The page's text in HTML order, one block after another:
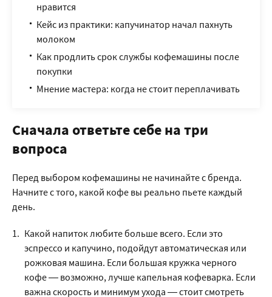
нравится
Кейс из практики: капучинатор начал пахнуть
молоком
Как продлить срок службы кофемашины после
покупки
Мнение мастера: когда не стоит переплачивать
Сначала ответьте себе на три
вопроса
Перед выбором кофемашины не начинайте с бренда.
Начните с того, какой кофе вы реально пьете каждый
день.
Какой напиток любите больше всего. Если это
эспрессо и капучино, подойдут автоматическая или
рожковая машина. Если большая кружка черного
кофе — возможно, лучше капельная кофеварка. Если
важна скорость и минимум ухода — стоит смотреть